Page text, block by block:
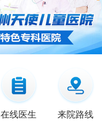
在线医生 来院路线